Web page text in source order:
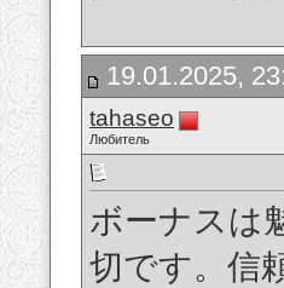
19.01.2025,
tahaseo
Любитель
ボーナスは
切です。信